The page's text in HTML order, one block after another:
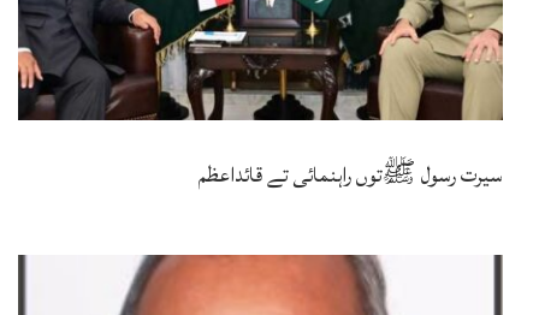
سیرت رسول ﷺتوں راہنمائی تے قائداعظم